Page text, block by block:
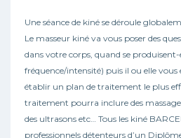
Une séance de kiné se déroule
Le masseur kiné va vous poser des
dans votre corps, quand se produisent-
fréquence/intensité) puis il ou elle
établir un plan de traitement le plus
traitement pourra inclure des
des ultrasons etc… Tous les kiné
professionnels détenteurs d’un